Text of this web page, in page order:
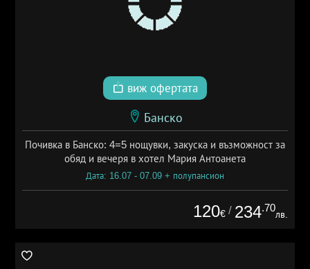
виж офертата
Банско
Почивка в Банско: 4=5 нощувки, закуска и възможност за
обяд и вечеря в хотел Мария Антоанета
Дата: 16.07 - 07.09 + полупансион
120€ / 234.70
лв.